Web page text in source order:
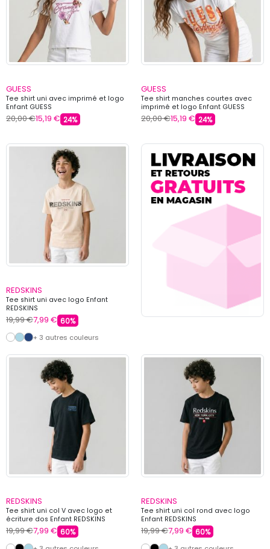
GUESS
Tee shirt uni avec imprimé et logo
Enfant GUESS
20,00 €15,19 € 24%
GUESS
Tee shirt manches courtes avec
imprimé et logo Enfant GUESS
20,00 €15,19 € 24%
REDSKINS
Tee shirt uni avec logo Enfant
REDSKINS
19,99 €7,99 € 60%
+ 3 autres couleurs
REDSKINS
Tee shirt uni col V avec logo et
écriture dos Enfant REDSKINS
19,99 €7,99 € 60%
REDSKINS
Tee shirt uni col rond avec logo
Enfant REDSKINS
19,99 €7,99 € 60%